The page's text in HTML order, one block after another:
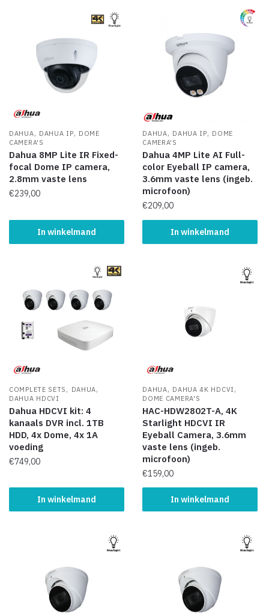
DAHUA, DAHUA IP, DOME
CAMERA'S
Dahua 8MP Lite IR Fixed-
focal Dome IP camera,
2.8mm vaste lens
€239,00
In winkelmand
DAHUA, DAHUA IP, DOME
CAMERA'S
Dahua 4MP Lite AI Full-
color Eyeball IP camera,
3.6mm vaste lens (ingeb.
microfoon)
€209,00
In winkelmand
COMPLETE SETS , DAHUA,
DAHUA HDCVI
Dahua HDCVI kit: 4
kanaals DVR incl. 1TB
HDD, 4x Dome, 4x 1A
voeding
€749,00
In winkelmand
DAHUA, DAHUA 4K HDCVI ,
DOME CAMERA'S
HAC-HDW2802T-A, 4K
Starlight HDCVI IR
Eyeball Camera, 3.6mm
vaste lens (ingeb.
microfoon)
€159,00
In winkelmand